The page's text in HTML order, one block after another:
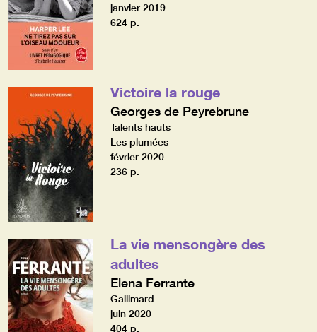
janvier 2019
624 p.
Victoire la rouge
Georges de Peyrebrune
Talents hauts
Les plumées
février 2020
236 p.
La vie mensongère des
adultes
Elena Ferrante
Gallimard
juin 2020
404 p.